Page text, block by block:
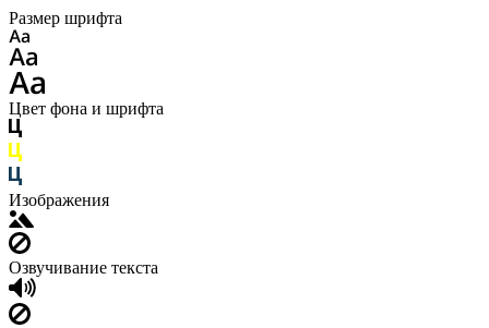
Размер шрифта
Цвет фона и шрифта
Изображения
Озвучивание текста